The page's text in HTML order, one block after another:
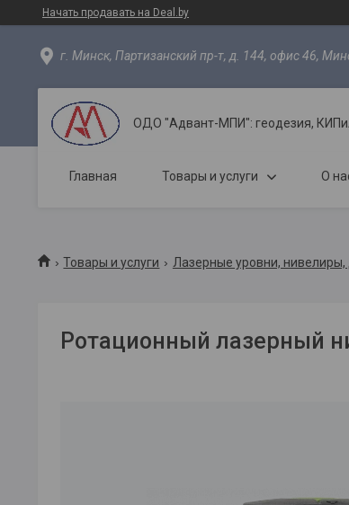
Начать продавать на Deal.by
г. Минск, Партизанский пр-т, д. 144, офис 46,
ОДО "Адвант-МПИ": геодезия,
Главная Товары и услуги О
Товары и услуги Лазерные уровни,
Ротационный лазерный